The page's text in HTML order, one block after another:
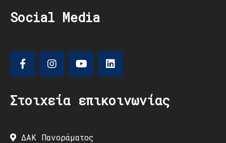
Social Media
Στοιχεία επικοινωνίας
ΔΑΚ Πανοράματος